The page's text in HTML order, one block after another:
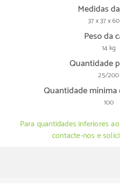
Medidas
37 x 37 x
Peso da
14 kg
Quantidade
25/200
Quantidade mínima
100
Para quantidades inferiores
contacte-nos e